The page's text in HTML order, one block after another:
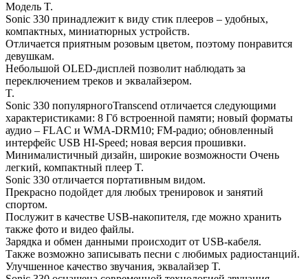
Модель T.
Sonic 330 принадлежит к виду стик плееров – удобных,
компактных, миниатюрных устройств.
Отличается приятным розовым цветом, поэтому понравится
девушкам.
Небольшой OLED-дисплей позволит наблюдать за
переключением треков и эквалайзером.
T.
Sonic 330 популярногоTranscend отличается следующими
характеристиками: 8 Гб встроенной памяти; новый форматы
аудио – FLAC и WMA-DRM10; FM-радио; обновленный
интерфейс USB HI-Speed; новая версия прошивки.
Минималистичный дизайн, широкие возможности Очень
легкий, компактный плеер T.
Sonic 330 отличается портативным видом.
Прекрасно подойдет для любых тренировок и занятий
спортом.
Послужит в качестве USB-накопителя, где можно хранить
также фото и видео файлы.
Зарядка и обмен данными происходит от USB-кабеля.
Также возможно записывать песни с любимых радиостанций.
Улучшенное качество звучания, эквалайзер T.